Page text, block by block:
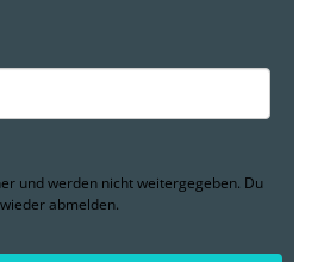
und werden nicht weitergegeben. Du
abmelden.